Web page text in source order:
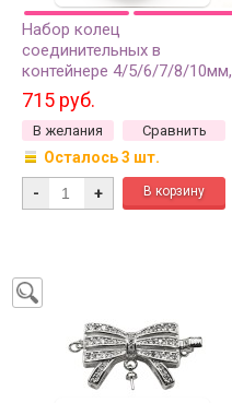
Набор колец
соединительных в
контейнере 4/5/6/7/8/10мм,
двойные, цвет платина,
железо, 13-060, 1уп
715 руб.
В желания Сравнить
Осталось 3 шт.
- +